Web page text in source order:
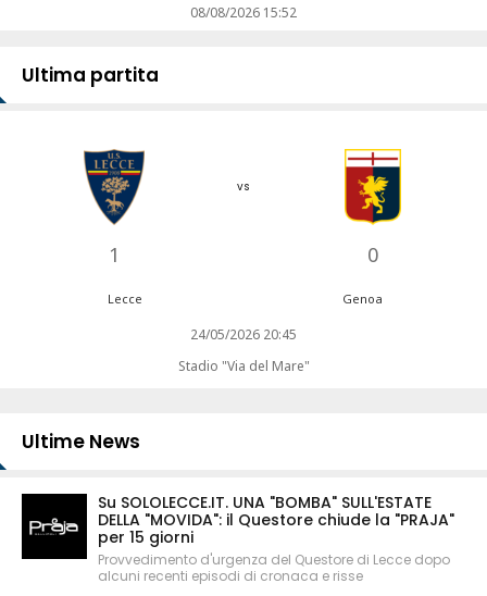
08/08/2026 15:52
Ultima partita
1
vs
0
Lecce Genoa
24/05/2026 20:45
Stadio "Via del Mare"
Ultime News
Su SOLOLECCE.IT. UNA "BOMBA" SULL'ESTATE
DELLA "MOVIDA": il Questore chiude la "PRAJA"
per 15 giorni
Provvedimento d'urgenza del Questore di Lecce dopo
alcuni recenti episodi di cronaca e risse